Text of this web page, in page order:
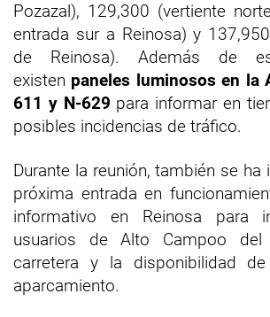
Pozazal), 129,300 (vertiente
entrada sur a Reinosa) y
de Reinosa). Además de
existen paneles luminosos en la
611 y N-629 para informar en
posibles incidencias de tráfico.
Durante la reunión, también se ha
próxima entrada en
informativo en Reinosa para
usuarios de Alto Campoo
carretera y la disponibilidad
aparcamiento.